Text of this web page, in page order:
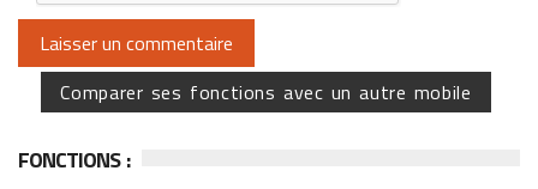
Comparer ses fonctions avec un autre mobile
FONCTIONS :